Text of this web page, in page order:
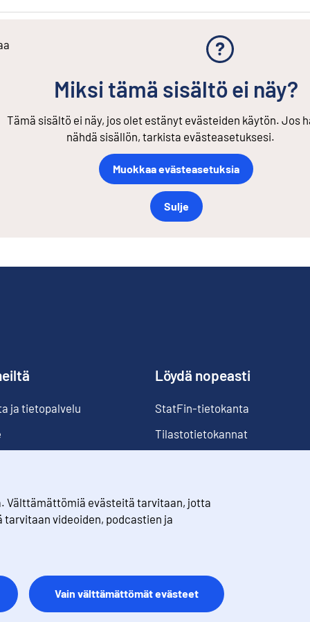
Välttämättömiä evästeitä tarvitaan, jotta
videoiden, podcastien ja
Vain välttämättömät evästeet
Miksi tämä sisältö ei näy?
Tämä sisältö ei näy, jos olet estänyt evästeiden käytön. Jos
nähdä sisällön, tarkista evästeasetuksesi.
Muokkaa evästeasetuksia
Sulje
ja tietopalvelu
Löydä nopeasti
StatFin-tietokanta
Tilastotietokannat
Rahanarvonmuunnin